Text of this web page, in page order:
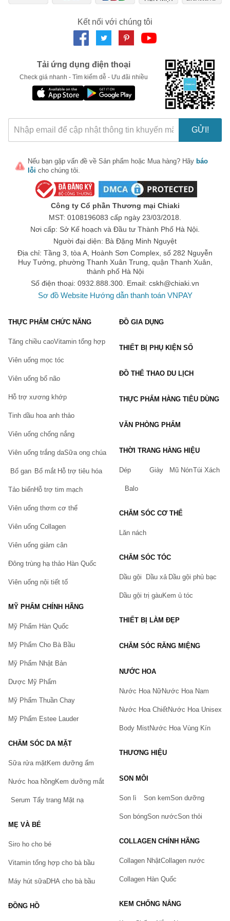
bỏ lỡ cơ hội sở hữu cánh cục cưng tuyệt đẹp này!
Kết nối với chúng tôi
Tải ứng dụng điện thoại
Check giá nhanh - Tìm kiếm dễ - Ưu đãi nhiều
GỬI!
Nếu bạn gặp vấn đề về Sản phẩm hoặc Mua hàng? Hãy báo
lỗi cho chúng tôi.
Bạn gặp vấn đề về sản phẩm hay mua hàng?
Hãy báo lỗi cho chúng tôi. Hoặc gọi cho chúng tôi qua số
Công ty Cổ phần Thương mại Chiaki
MST: 0108196083 cấp ngày 23/03/2018.
Nơi cấp: Sở Kế hoạch và Đầu tư Thành Phố Hà Nội.
Người đại diện: Bà Đặng Minh Nguyệt
Địa chỉ: Tầng 3, tòa A, Hoành Sơn Complex, số 282 Nguyễn
Huy Tưởng, phường Thanh Xuân Trung, quận Thanh Xuân,
thành phố Hà Nội
Số điện thoại: 0932.888.300. Email: cskh@chiaki.vn
Sơ đồ Website Hướng dẫn thanh toán VNPAY
THỰC PHẨM CHỨC NĂNG
Tăng chiều caoVitamin tổng hợp
Viên uống mọc tóc
Viên uống bổ não
Hỗ trợ xương khớp
Tinh dầu hoa anh thảo
Viên uống chống nắng
Viên uống trắng daSữa ong chúa
Bổ gan Bổ mắt Hỗ trợ tiêu hóa
Tảo biểnHỗ trợ tim mạch
Viên uống thơm cơ thể
Viên uống Collagen
Viên uống giảm cân
Đông trùng hạ thảo Hàn Quốc
Viên uống nội tiết tố
MỸ PHẨM CHÍNH HÃNG
Mỹ Phẩm Hàn Quốc
Mỹ Phẩm Cho Bà Bầu
Mỹ Phẩm Nhật Bản
Dược Mỹ Phẩm
Mỹ Phẩm Thuần Chay
Mỹ Phẩm Estee Lauder
CHĂM SÓC DA MẶT
Sữa rửa mặtKem dưỡng ẩm
Nước hoa hồngKem dưỡng mắt
Serum Tẩy trang Mặt nạ
MẸ VÀ BÉ
Siro ho cho bé
Vitamin tổng hợp cho bà bầu
Máy hút sữaDHA cho bà bầu
ĐỒNG HỒ
ĐỒ GIA DỤNG
THIẾT BỊ PHỤ KIỆN SỐ
ĐỒ THỂ THAO DU LỊCH
THỰC PHẨM HÀNG TIÊU DÙNG
VĂN PHÒNG PHẨM
THỜI TRANG HÀNG HIỆU
Dép Giày Mũ NónTúi Xách
Balo
CHĂM SÓC CƠ THỂ
Lăn nách
CHĂM SÓC TÓC
Dầu gội Dầu xả Dầu gội phủ bạc
Dầu gội trị gàuKem ủ tóc
THIẾT BỊ LÀM ĐẸP
CHĂM SÓC RĂNG MIỆNG
NƯỚC HOA
Nước Hoa NữNước Hoa Nam
Nước Hoa ChiếtNước Hoa Unisex
Body MistNước Hoa Vùng Kín
THƯƠNG HIỆU
SON MÔI
Son lì Son kemSon dưỡng
Son bóngSon nướcSon thỏi
COLLAGEN CHÍNH HÃNG
Collagen NhậtCollagen nước
Collagen Hàn Quốc
KEM CHỐNG NẮNG
Ngày hết hạn:
LẤY MÃ NGAY